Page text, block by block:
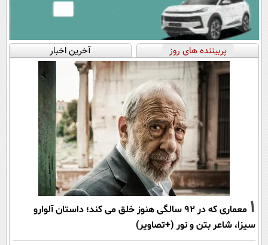
پربیننده های روز آخرین اخبار
1
معماری که در 92 سالگی هنوز خلق می کند؛ داستان آلوارو
سیزا، شاعر بتن و نور (+تصاویر)